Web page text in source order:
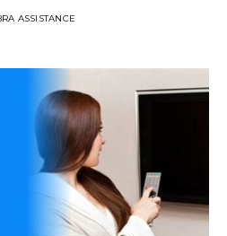
ASSISTANCE